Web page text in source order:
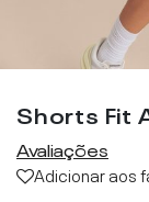
Shorts Fit
Avaliações
Adicionar aos